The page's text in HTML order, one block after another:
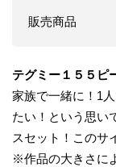
販売商品
テグミー１５５ピ
家族で一緒に！1
たい！という思い
スセット！このサ
※作品の大きさに